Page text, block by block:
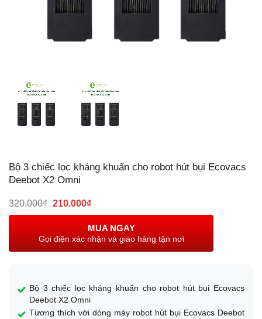
Bộ 3 chiếc lọc kháng khuẩn cho robot hút bụi Ecovacs
Deebot X2 Omni
320.000₫ Giá
320.000₫.
210.000₫Giá
là:
210.000₫.
MUA NGAY
Gọi điện xác nhận và giao hàng tận nơi
Bộ 3 chiếc lọc kháng khuẩn cho robot hút bụi Ecovacs
Deebot X2 Omni
Tương thích với dòng máy robot hút bụi Ecovacs Deebot